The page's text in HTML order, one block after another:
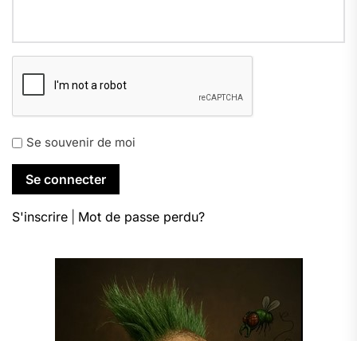
Se souvenir de moi
S'inscrire Mot de passe perdu?